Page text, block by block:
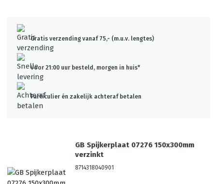
Gratis verzending vanaf 75,- (m.u.v. lengtes)
Voor 21:00 uur besteld, morgen in huis*
Particulier én zakelijk achteraf betalen
GB Spijkerplaat 07276 150x300mm
verzinkt
8714318040901